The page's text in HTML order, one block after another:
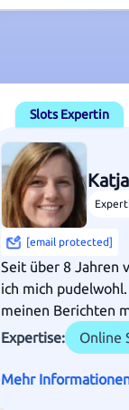
Slots Expertin
[email protected]
Seit über 8 Jahren
ich mich
meinen Berichten
Expertise:
Online
Mehr